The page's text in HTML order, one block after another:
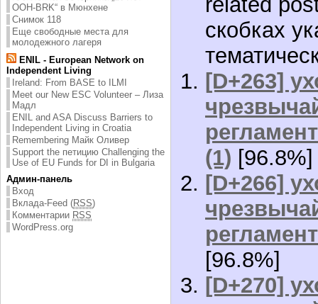
ООН-BRK“ в Мюнхене
Снимок 118
Еще свободные места для
молодежного лагеря
ENIL - European Network on
Independent Living
Ireland: From BASE to ILMI
Meet our New ESC Volunteer – Лиза
Мадл
ENIL and ASA Discuss Barriers to
Independent Living in Croatia
Remembering Майк Оливер
Support the петицию Challenging the
Use of EU Funds for DI in Bulgaria
Админ-панель
Вход
Вклада-Feed (RSS)
Комментарии RSS
WordPress.org
скобках
[D+263]
(1) [96.8%]
[D+266]
[96.8%]
[D+270]